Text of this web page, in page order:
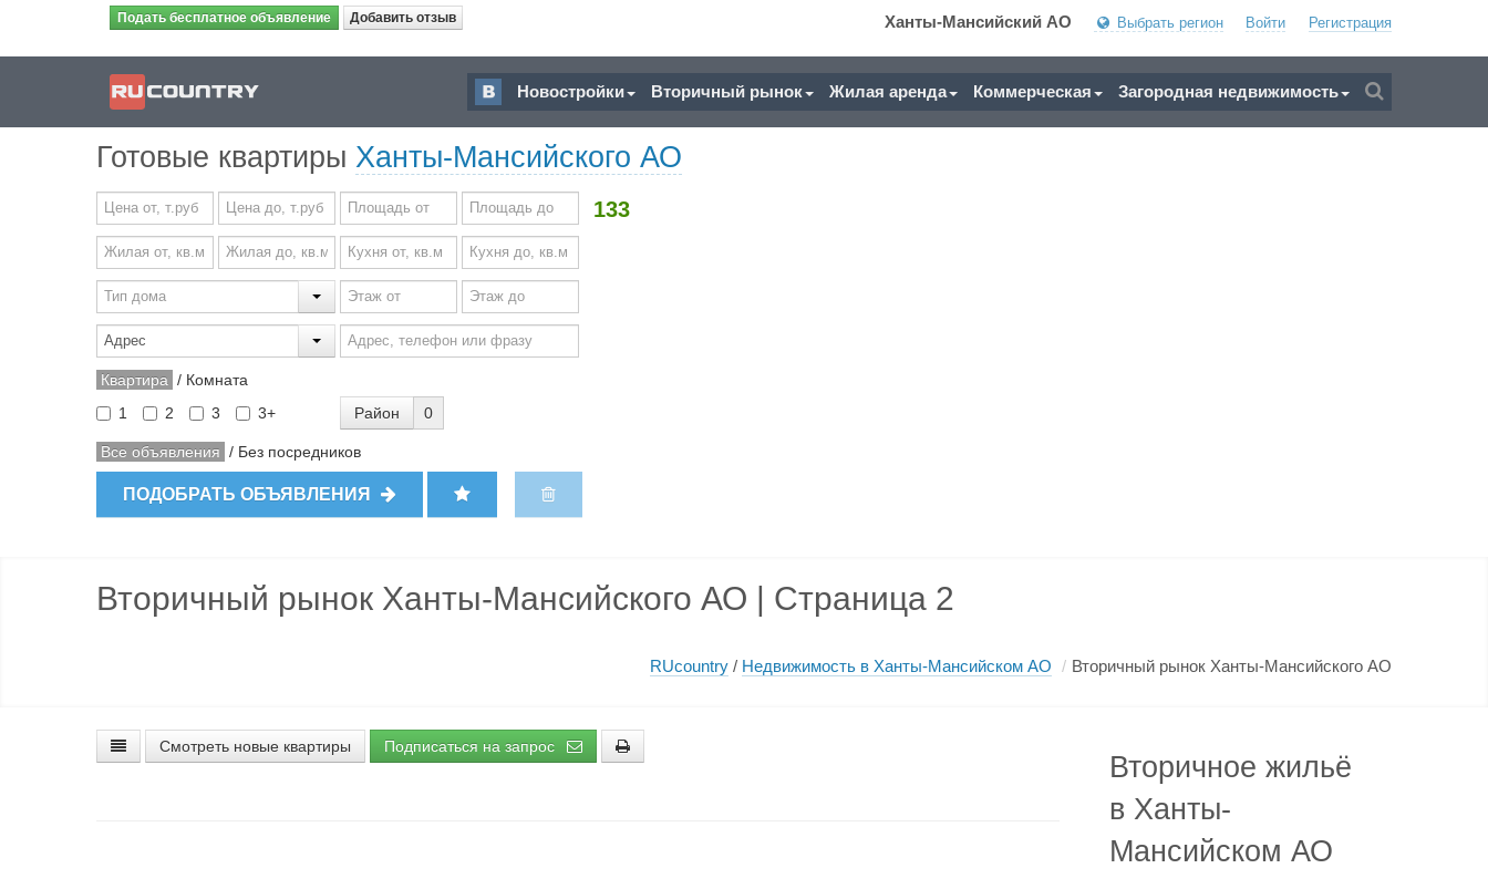
Подать бесплатное объявление Добавить отзыв Ханты-Мансийский АО Выбрать регион Войти Регистрация
Новостройки Вторичный рынок Жилая аренда Коммерческая Загородная недвижимость
Готовые квартиры Ханты-Мансийского АО
133
Квартира / Комната
1
2 3 3+ Район 0
Все объявления / Без посредников
ПОДОБРАТЬ ОБЪЯВЛЕНИЯ
Вторичный рынок Ханты-Мансийского АО | Страница 2
RUcountry / Недвижимость в Ханты-Мансийском АО / Вторичный рынок Ханты-Мансийского АО
Смотреть новые квартиры Подписаться на запрос
Вторичное жильё
в Ханты-
Мансийском АО